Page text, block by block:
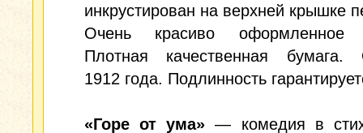
инкрустирован на верхней крышке
Очень красиво оформленное
Плотная качественная бумага.
1912 года. Подлинность
«Горе от ума» — комедия в